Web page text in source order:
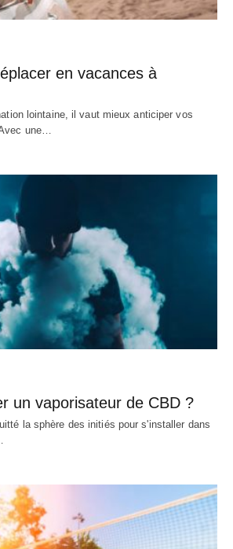
en vacances à
lointaine, il vaut mieux anticiper vos
une…
un vaporisateur de CBD ?
la sphère des initiés pour s'installer dans